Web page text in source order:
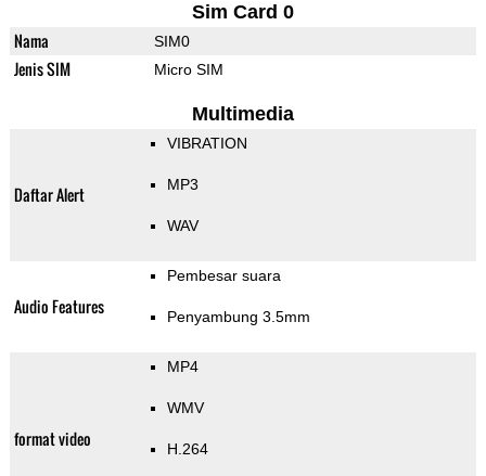
Sim Card 0
Nama SIM0
Jenis SIM Micro SIM
Multimedia
Daftar Alert
VIBRATION
MP3
WAV
Audio Features
Pembesar suara
Penyambung 3.5mm
format video
MP4
WMV
H.264